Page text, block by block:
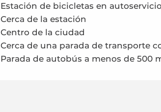
Estación de bicicletas en
Cerca de la estación
Centro de la ciudad
Cerca de una parada de transporte
Parada de autobús a menos de 500